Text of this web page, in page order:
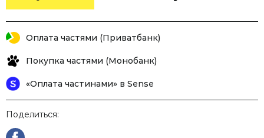
Оплата частями (Приватбанк)
Покупка частями (Монобанк)
«Оплата частинами» в Sense
Поделиться: